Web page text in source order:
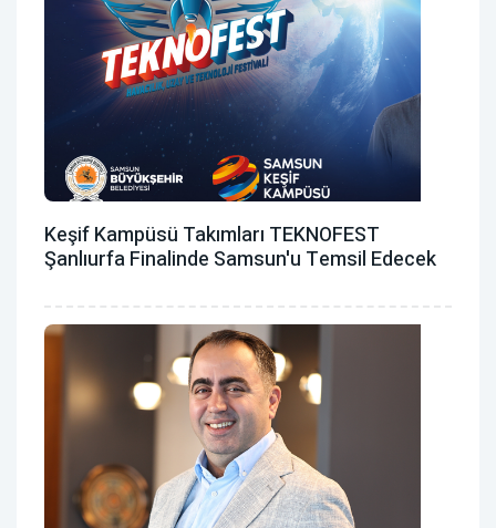
Keşif Kampüsü Takımları TEKNOFEST
Şanlıurfa Finalinde Samsun'u Temsil Edecek